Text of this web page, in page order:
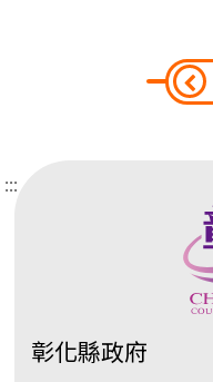
:::
彰化縣政府